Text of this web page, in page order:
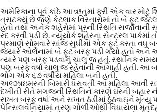
અમેરિકાના પૂર્વ કાંઠે આ ઋતુમાં ફરી એક વાર મોટું
ત્રાટક્યું છે જેણે કેટલાક વિસ્તારોમાં તો બે ફૂટ
હતો તથા અનેક શહેરોમાં પૂરની સ્થિતિ સર્જાવાની
રદ કરવી પડી છે. ન્યૂયોર્ક શહેરના સેન્ટ્રલ પાર્કમાં
પ્રમાણે સોમવારે સાંજ સુધીમાં એક ફૂટ કરતા વધુ
જ્યારે ઓર્લેનામાં બે ફૂટ બરફ પડી ગયો હતો અને
ત્યારે પણ બરફ પડવાનું ચાલુ જ હતું. સ્થાનિક
પણ બરફ વર્ષા ચાલુ જ રહેવાની આગાહી હતી. આ
ભોગ એક ૬૭ વર્ષીય મહિલા બની હતી.
અલ્ઝાઇમરની બિમારી ધરાવતી આ મહિલા આવી
દેખીતી રીતે મગજની સ્થિતિને કારણે ઘરની બહાર
સખત બરફ વર્ષા અને સખત ઠંડીમાં ઠુંઠવાઇને મૃત્યુ
પેન્સિલવેનિયામાં ત્રણ ગોળીઓથી વિંધાયેલા